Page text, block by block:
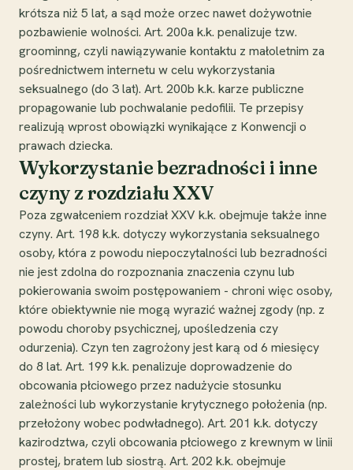
krótsza niż 5 lat, a sąd może orzec nawet dożywotnie
pozbawienie wolności. Art. 200a k.k. penalizuje tzw.
groominng, czyli nawiązywanie kontaktu z małoletnim za
pośrednictwem internetu w celu wykorzystania
seksualnego (do 3 lat). Art. 200b k.k. karze publiczne
propagowanie lub pochwalanie pedofilii. Te przepisy
realizują wprost obowiązki wynikające z Konwencji o
prawach dziecka.
Wykorzystanie bezradności i inne
czyny z rozdziału XXV
Poza zgwałceniem rozdział XXV k.k. obejmuje także inne
czyny. Art. 198 k.k. dotyczy wykorzystania seksualnego
osoby, która z powodu niepoczytalności lub bezradności
nie jest zdolna do rozpoznania znaczenia czynu lub
pokierowania swoim postępowaniem - chroni więc osoby,
które obiektywnie nie mogą wyrazić ważnej zgody (np. z
powodu choroby psychicznej, upośledzenia czy
odurzenia). Czyn ten zagrożony jest karą od 6 miesięcy
do 8 lat. Art. 199 k.k. penalizuje doprowadzenie do
obcowania płciowego przez nadużycie stosunku
zależności lub wykorzystanie krytycznego położenia (np.
przełożony wobec podwładnego). Art. 201 k.k. dotyczy
kazirodztwa, czyli obcowania płciowego z krewnym w linii
prostej, bratem lub siostrą. Art. 202 k.k. obejmuje